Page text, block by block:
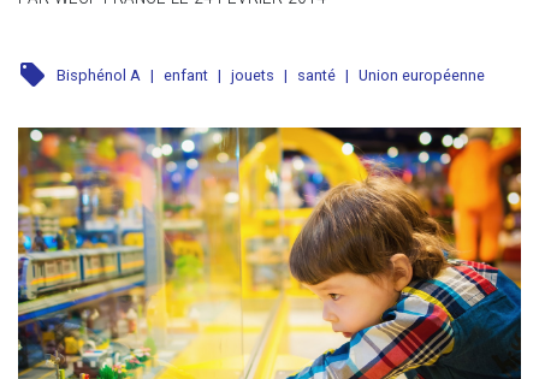
local_offer Bisphénol A | enfant | jouets | santé | Union européenne